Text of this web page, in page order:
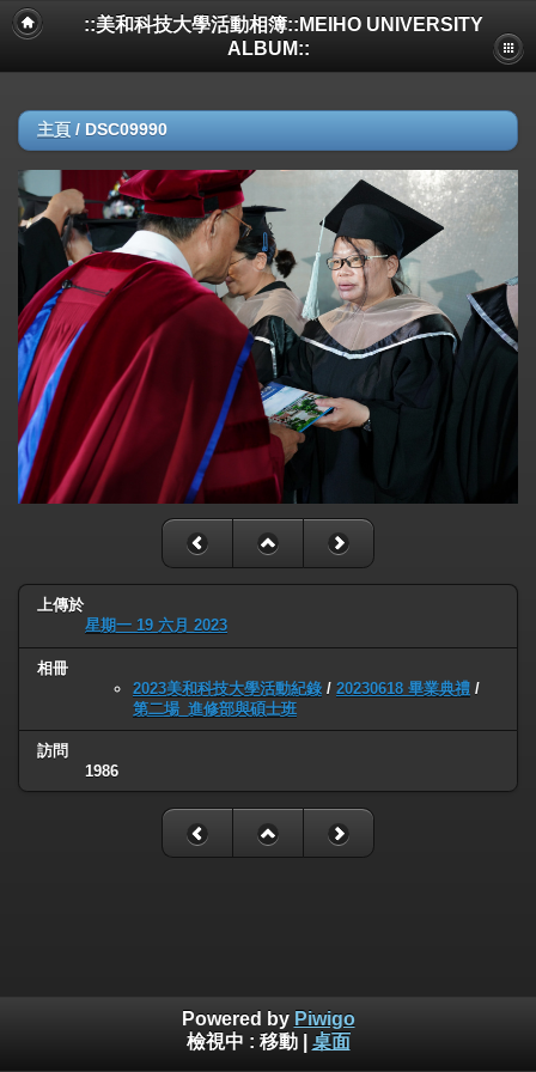
::美和科技大學活動相簿::MEIHO UNIVERSITY
ALBUM::
主頁 / DSC09990
上傳於
星期一 19 六月 2023
相冊
2023美和科技大學活動紀錄 / 20230618 畢業典禮 /
第二場_進修部與碩士班
訪問
1986
Powered by Piwigo
檢視中 : 移動| 桌面